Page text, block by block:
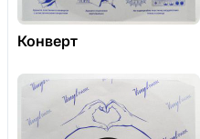
Конверт